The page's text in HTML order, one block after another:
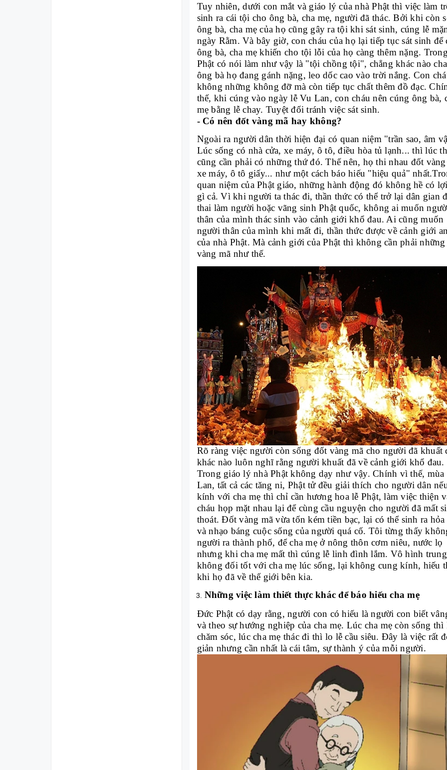
Tuy nhiên, dưới con mắt và giáo lý của nhà Phật thì việc làm
sinh ra cái tội cho ông bà, cha mẹ, người đã thác. Bởi khi còn
ông bà, cha mẹ của họ cũng gây ra tội khi sát sinh, cúng lễ
ngày Rằm. Và bây giờ, con cháu của họ lại tiếp tục sát sinh để
ông bà, cha mẹ khiến cho tội lỗi của họ càng thêm nặng.
Phật có nói làm như vậy là "tội chồng tội", chẳng khác nào
ông bà họ đang gánh nặng, leo dốc cao vào trời nắng. Con
không những không đỡ mà còn tiếp tục chất thêm đồ đạc.
thế, khi cúng vào ngày lễ Vu Lan, con cháu nên cúng ông bà,
mẹ bằng lễ chay. Tuyệt đối tránh việc sát sinh.
- Có nên đốt vàng mã hay không?
Ngoài ra người dân thời hiện đại có quan niệm "trần sao, âm
Lúc sống có nhà cửa, xe máy, ô tô, điều hòa tủ lạnh... thì lúc
cũng cần phải có những thứ đó. Thế nên, họ thi nhau đốt
xe máy, ô tô giấy... như một cách báo hiếu "hiệu quả"
quan niệm của Phật giáo, những hành động đó không hề có
gì cả. Vì khi người ta thác đi, thần thức có thể trở lại dân gian
thai làm người hoặc vãng sinh Phật quốc, không ai muốn
thân của mình thác sinh vào cảnh giới khổ đau. Ai cũng muốn
người thân của mình khi mất đi, thần thức được về cảnh giới
của nhà Phật. Mà cảnh giới của Phật thì không cần phải
vàng mã như thế.
Rõ ràng việc người còn sống đốt vàng mã cho người đã khuất
khác nào luôn nghĩ rằng người khuất đã về cảnh giới khổ đau.
Trong giáo lý nhà Phật không dạy như vậy. Chính vì thế, mùa
Lan, tất cả các tăng ni, Phật tử đều giải thích cho người dân
kính với cha mẹ thì chỉ cần hương hoa lễ Phật, làm việc thiện
cháu họp mặt nhau lại để cùng cầu nguyện cho người đã mất
thoát. Đốt vàng mã vừa tốn kém tiền bạc, lại có thể sinh ra hỏa
và nhạo báng cuộc sống của người quá cố. Tôi từng thấy
người ra thành phố, để cha mẹ ở nông thôn cơm niêu, nước lọ
nhưng khi cha mẹ mất thì cúng lễ linh đình lắm. Vô hình
không đối tốt với cha mẹ lúc sống, lại không cung kính, hiếu
khi họ đã về thế giới bên kia.
Những việc làm thiết thực khác để báo hiếu cha mẹ
Đức Phật có dạy rằng, người con có hiếu là người con biết
và theo sự hướng nghiệp của cha mẹ. Lúc cha mẹ còn sống thì
chăm sóc, lúc cha mẹ thác đi thì lo lễ cầu siêu. Đây là việc rất
giản nhưng cần nhất là cái tâm, sự thành ý của mỗi người.